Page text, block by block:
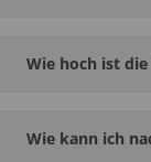
Wie hoch ist
Wie kann ich